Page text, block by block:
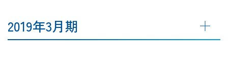
2019年3月期